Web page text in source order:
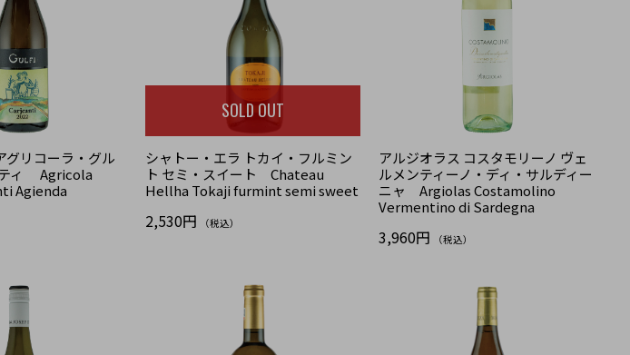
グリコーラ・グル
ティ Agricola
Agienda
SOLD OUT
シャトー・エラ トカイ・フルミン
ト セミ・スイート Chateau
Hellha Tokaji furmint semi sweet
2,530円 （税込）
アルジオラス コスタモリーノ ヴェ
ルメンティーノ・ディ・サルディー
ニャ Argiolas Costamolino
Vermentino di Sardegna
3,960円 （税込）